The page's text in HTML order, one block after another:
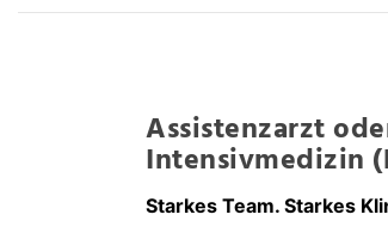
Assistenzarzt
Intensivmedizin
Starkes Team. Starkes